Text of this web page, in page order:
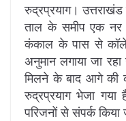
रुद्रप्रयाग।
ताल के समीप एक
कंकाल के पास से
अनुमान लगाया जा
मिलने के बाद आगे की
रुद्रप्रयाग भेजा
परिजनों से संपर्क किया